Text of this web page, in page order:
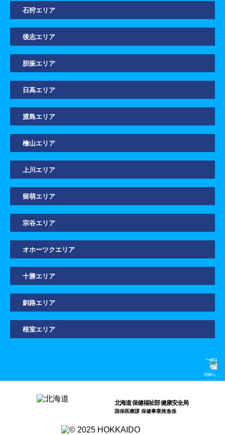
石狩エリア
後志エリア
胆振エリア
日高エリア
渡島エリア
檜山エリア
上川エリア
留萌エリア
宗谷エリア
オホーツクエリア
十勝エリア
釧路エリア
根室エリア
TOPへ
北海道 保健福祉部 健康安全局
国保医療課 保健事業推進係